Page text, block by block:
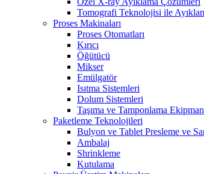
Tomografi Teknolojisi ile
Proses Makinaları
Proses Otomatları
Kırıcı
Öğütücü
Mikser
Emülgatör
Isıtma Sistemleri
Dolum Sistemleri
Taşıma ve Tamponlama
Paketleme Teknolojileri
Bulyon ve Tablet Presleme ve
Ambalaj
Shrinkleme
Kutulama